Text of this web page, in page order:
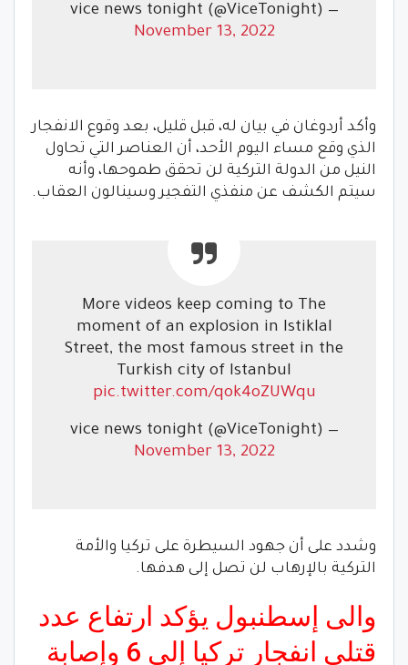
— vice news tonight (@ViceTonight)
November 13, 2022
وأكد أردوغان في بيان له، قبل قليل، بعد وقوع الانفجار
الذي وقع مساء اليوم الأحد، أن العناصر التي تحاول
النيل من الدولة التركية لن تحقق طموحها، وأنه
سيتم الكشف عن منفذي التفجير وسينالون العقاب.
More videos keep coming to The
moment of an explosion in Istiklal
Street, the most famous street in the
Turkish city of Istanbul
pic.twitter.com/qok4oZUWqu
— vice news tonight (@ViceTonight)
November 13, 2022
وشدد على أن جهود السيطرة على تركيا والأمة
التركية بالإرهاب لن تصل إلى هدفها.
والى إسطنبول يؤكد ارتفاع عدد
قتلى انفجار تركيا إلى 6 وإصابة